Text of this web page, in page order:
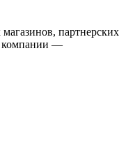
партнерских
компании —